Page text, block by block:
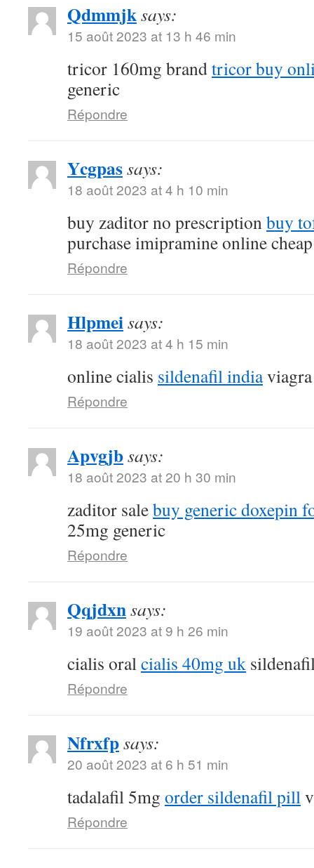
Qdmmjksays:
15 août 2023 at 13 h 46 min
tricor 160mg brandtricor buy
generic
Répondre
Ycgpassays:
18 août 2023 at 4 h 10 min
buy zaditor no prescriptionbuy
purchase imipramine online cheap
Répondre
Hlpmeisays:
18 août 2023 at 4 h 15 min
online cialis sildenafil india
Répondre
Apvgjbsays:
18 août 2023 at 20 h 30 min
zaditor salebuy generic doxepin
25mg generic
Répondre
Qqjdxnsays:
19 août 2023 at 9 h 26 min
cialis oralcialis 40mg uk
Répondre
Nfrxfpsays:
20 août 2023 at 6 h 51 min
tadalafil 5mg order sildenafil pill
Répondre